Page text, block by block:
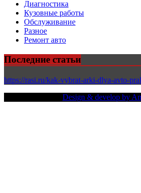
Диагностика
Кузовные работы
Обслуживание
Разное
Ремонт авто
Последние статьи
https://rasi.ru/kak-vybrat-arki-dlya-avto-
Design & develop by